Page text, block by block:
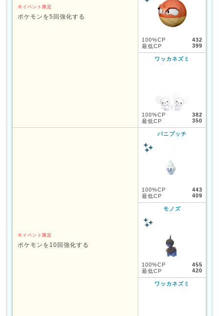
※イベント限定
ポケモンを5回強化する
100%CP
432
最低CP
399
ワッカネズミ
100%CP
382
最低CP
350
※イベント限定
ポケモンを10回強化する
バニプッチ
100%CP
443
最低CP
409
モノズ
100%CP
455
最低CP
420
ワッカネズミ